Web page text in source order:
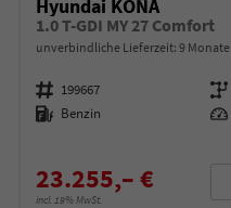
Hyundai KONA
1.0 T-GDI MY 27 Comfort
unverbindliche Lieferzeit: 9 Monate
Fahrzeugnummer 199667 Getriebe
Kraftstoff Benzin Leistung
23.255,– €
incl. 19% MwSt.